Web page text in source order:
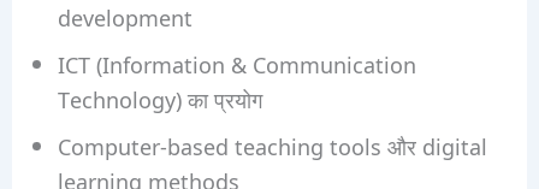
development
ICT (Information & Communication
Technology) का प्रयोग
Computer-based teaching tools और digital
learning methods